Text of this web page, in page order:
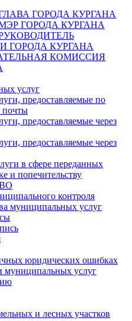
ГОРОДА КУРГАНА
ГОРОДА КУРГАНА
ГОРОДА КУРГАНА
КОМИССИЯ
услуг
предоставляемые по
почты
предоставляемые через
предоставляемые через
в сфере переданных
и попечительству
контроля
муниципальных услуг
юридических ошибках
муниципальных услуг
и лесных участков